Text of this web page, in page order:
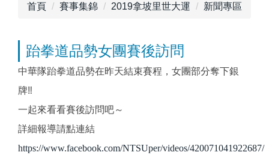
首頁 賽事集錦 2019拿坡里世大運 新聞專區
跆拳道品勢女團賽後訪問
中華隊跆拳道品勢在昨天結束賽程，女團部分奪下銀
牌‼️
一起來看看賽後訪問吧～
詳細報導請點連結
https://www.facebook.com/NTSUper/videos/420071041922687/